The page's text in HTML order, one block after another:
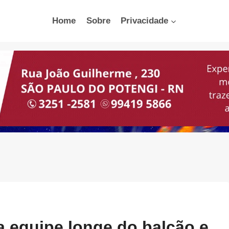
Home Sobre Privacidade